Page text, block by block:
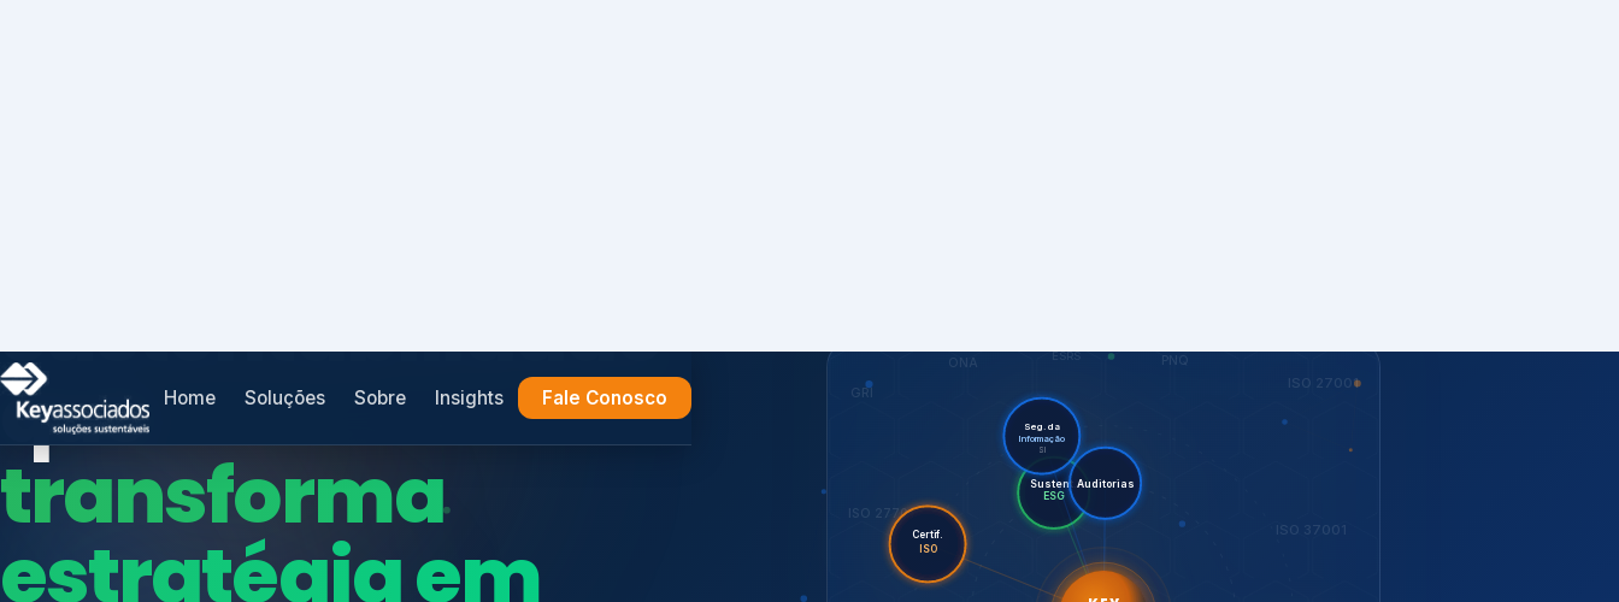
protege seu
negócio.
Consultoria, auditoria e treinamentos em ISO 27001,
ISO 27701, ISO 42001, ISO 37001, ISO 9001, ISO
14001, ISO 45001, ONA e PNQ — Gestão de resíduos
Índices de Mercado
Mudanças Climáticas
Reputação e Cadeia
Reporte Regulatório
ISO 27701
GHG ISO 14001
Dow Jones
Mudanças
Climáticas
Certif.
KEY